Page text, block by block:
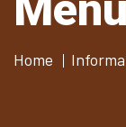
Home